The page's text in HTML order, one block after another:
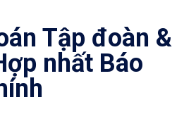
Tập đoàn &
nhất Báo